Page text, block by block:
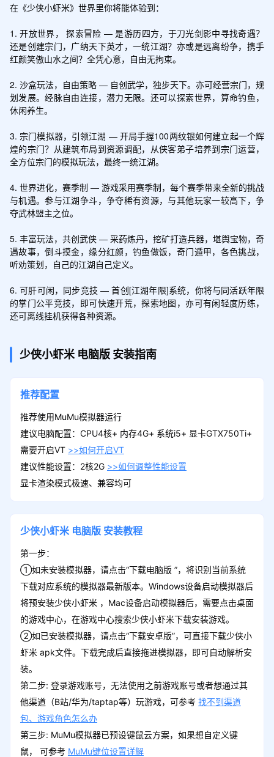
在《少侠小虾米》世界里你将能体验到：
1. 开放世界， 探索冒险 — 是游历四方，于刀光剑影中寻找奇遇？
还是创建宗门，广纳天下英才，一统江湖？亦或是远离纷争，携手
红颜笑傲山水之间？全凭心意，自由无拘束。
2. 沙盒玩法，自由策略 — 自创武学，独步天下。亦可经营宗门，规
划发展。经脉自由连接，潜力无限。还可以探索世界，算命钓鱼，
休闲养生。
3. 宗门模拟器，引领江湖 — 开局手握100两纹银如何建立起一个辉
煌的宗门？从建筑布局到资源调配，从侠客弟子培养到宗门运营，
全方位宗门的模拟玩法，最终一统江湖。
4. 世界进化，赛季制 — 游戏采用赛季制，每个赛季带来全新的挑战
与机遇。参与江湖争斗，争夺稀有资源，与其他玩家一较高下，争
夺武林盟主之位。
5. 丰富玩法，共创武侠 — 采药炼丹，挖矿打造兵器，堪舆宝物，奇
遇故事，倒斗摸金，缘分红颜，钓鱼做饭，奇门遁甲，各色挑战，
听劝策划，自己的江湖自己定义。
6. 可肝可闲，同步竞技 — 首创[江湖年限]系统，你将与同活跃年限
的掌门公平竞技，即可快速开荒，探索地图，亦可有闲轻度历练，
少侠小虾米 电脑版 安装指南
推荐配置
推荐使用MuMu模拟器运行
建议电脑配置：CPU4核+ 内存4G+ 系统i5+ 显卡GTX750Ti+
需要开启VT >>如何开启VT
建议性能设置：2核2G >>如何调整性能设置
显卡渲染模式极速、兼容均可
少侠小虾米 电脑版 安装教程
第一步：
①如未安装模拟器，请点击“下载电脑版 ”，将识别当前系统
下载对应系统的模拟器最新版本。Windows设备启动模拟器后
将预安装少侠小虾米 ，Mac设备启动模拟器后，需要点击桌面
的游戏中心，在游戏中心搜索少侠小虾米下载安装游戏。
②如已安装模拟器，请点击“下载安卓版”，可直接下载少侠小
虾米 apk文件。下载完成后直接拖进模拟器，即可自动解析安
装。
第二步: 登录游戏账号，无法使用之前游戏账号或者想通过其
他渠道（B站/华为/taptap等）玩游戏，可参考 找不到渠道
包、游戏角色怎么办
第三步: MuMu模拟器已预设键鼠云方案，如果想自定义键
鼠， 可参考 MuMu键位设置详解